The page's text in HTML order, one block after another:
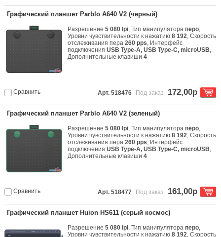
Графический планшет Parblo A640 V2 (черный)
Разрешение5 080 lpi, Тип манипулятораперо,
Уровни чувствительности к нажатию8 192, Скорость
отслеживания пера260 pps, Интерфейс
подключенияUSB Type-A, USB Type-C, microUSB,
Дополнительные клавиши4
Сравнить Арт. 518476 Под заказ 172,00р
Графический планшет Parblo A640 V2 (зеленый)
Разрешение5 080 lpi, Тип манипулятораперо,
Уровни чувствительности к нажатию8 192, Скорость
отслеживания пера260 pps, Интерфейс
подключенияUSB Type-A, USB Type-C, microUSB,
Дополнительные клавиши4
Сравнить Арт. 518477 Под заказ 161,00р
Графический планшет Huion HS611 (серый космос)
Разрешение5 080 lpi, Тип манипулятораперо,
Уровни чувствительности к нажатию8 192, Скорость